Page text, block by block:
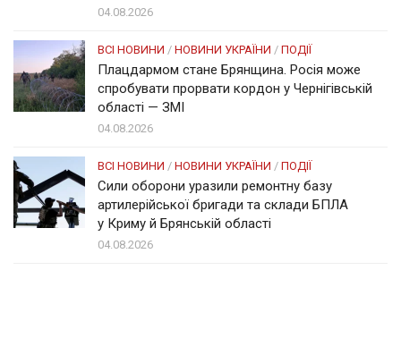
04.08.2026
ВСІ НОВИНИ / НОВИНИ УКРАЇНИ / ПОДІЇ
Плацдармом стане Брянщина. Росія може
спробувати прорвати кордон у Чернігівській
області — ЗМІ
04.08.2026
ВСІ НОВИНИ / НОВИНИ УКРАЇНИ / ПОДІЇ
Сили оборони уразили ремонтну базу
артилерійської бригади та склади БПЛА
у Криму й Брянській області
04.08.2026